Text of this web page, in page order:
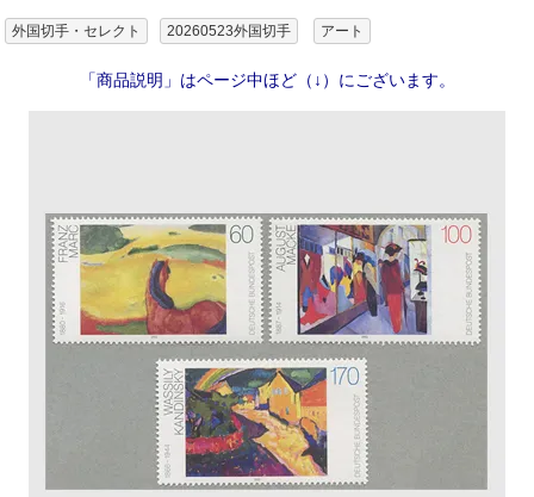
外国切手・セレクト 20260523外国切手 アート
「商品説明」はページ中ほど（↓）にございます。